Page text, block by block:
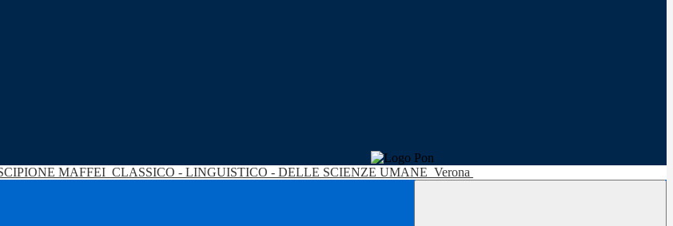
MAFFEI CLASSICO - LINGUISTICO - DELLE SCIENZE UMANE Verona